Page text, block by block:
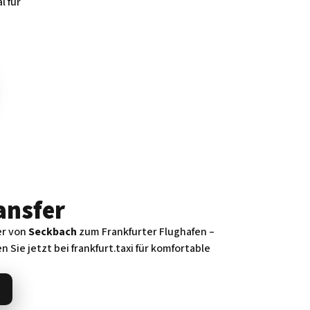
vonSeckbach zum Frankfurter Flughafen –
Sie jetzt bei frankfurt.taxi für komfortable